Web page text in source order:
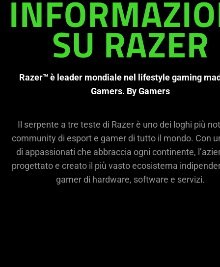
spoken;
visuals
SU RAZER
Razer™ è leader mondiale nel lifestyle gaming
Gamers. By Gamers
Il serpente a tre teste di Razer è uno dei loghi più
community di esport e gamer di tutto il mondo. Con
di appassionati che abbraccia ogni continente,
progettato e creato il più vasto ecosistema
gamer di hardware, software e servizi.